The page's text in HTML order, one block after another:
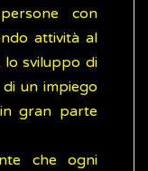
con
attività al
lo sviluppo di
un impiego
gran parte
che ogni